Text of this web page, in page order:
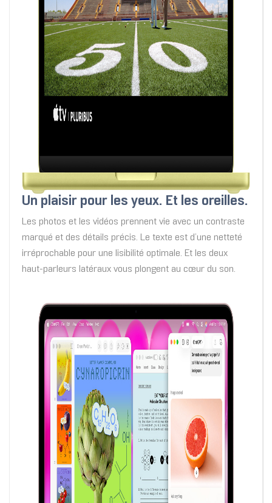
Un plaisir pour les yeux. Et les oreilles.
Les photos et les vidéos prennent vie avec un contraste
marqué et des détails précis. Le texte est d’une netteté
irréprochable pour une lisibilité optimale. Et les deux
haut‑parleurs latéraux vous plongent au cœur du son.